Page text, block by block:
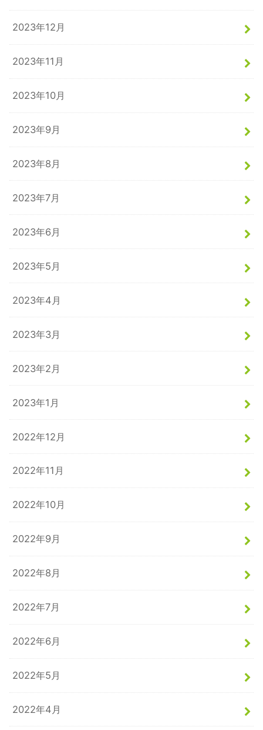
2023年12月
2023年11月
2023年10月
2023年9月
2023年8月
2023年7月
2023年6月
2023年5月
2023年4月
2023年3月
2023年2月
2023年1月
2022年12月
2022年11月
2022年10月
2022年9月
2022年8月
2022年7月
2022年6月
2022年5月
2022年4月